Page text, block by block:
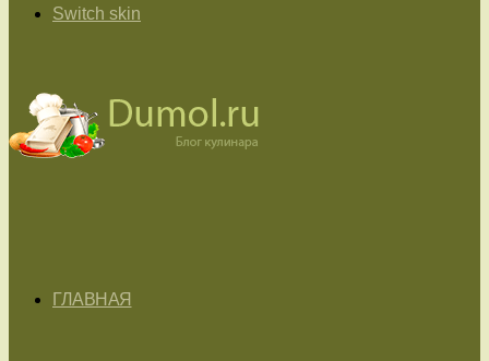
Switch skin
ГЛАВНАЯ